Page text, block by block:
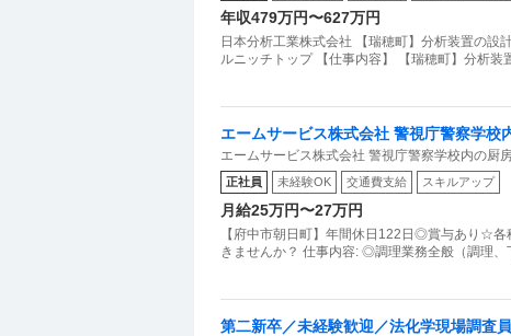
年収479万円〜627万円
日本分析工業株式会社 【瑞穂町】分析装置の
ルニッチトップ 【仕事内容】 【瑞穂町】分析
エームサービス株式会社 警視庁警察学校
エームサービス株式会社 警視庁警察学校内の厨
正社員 未経験OK 交通費支給 スキルアップ
月給25万円〜27万円
【府中市朝日町】年間休日122日◎賞与あり☆
きませんか？ 仕事内容: ◎調理業務全般（調理
第二新卒／未経験歓迎／法化学現場調査